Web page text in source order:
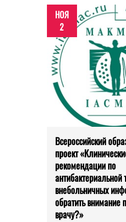
НОЯ
2
Всероссийский
проект
рекомендации по
антибактериальной
внебольничных
обратить внимание
врачу?»